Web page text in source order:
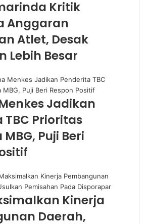
Kritik
Anggaran
Atlet, Desak
Lebih Besar
Jadikan
TBC Prioritas
Puji Beri
Kinerja
Daerah,